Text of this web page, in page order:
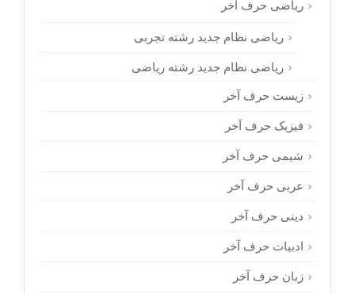
ریاضی حرف آخر
ریاضی نظام جدید رشته تجربی
ریاضی نظام جدید رشته ریاضی
زیست حرف آخر
فیزیک حرف آخر
شیمی حرف آخر
عربی حرف آخر
دینی حرف آخر
ادبیات حرف آخر
زبان حرف آخر